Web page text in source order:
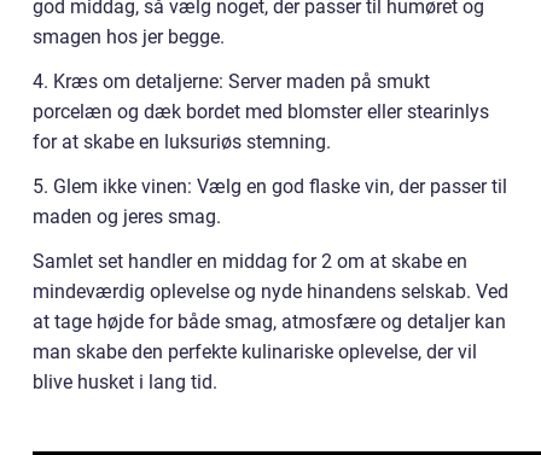
god middag, så vælg noget, der passer til humøret og
smagen hos jer begge.
4. Kræs om detaljerne: Server maden på smukt
porcelæn og dæk bordet med blomster eller stearinlys
for at skabe en luksuriøs stemning.
5. Glem ikke vinen: Vælg en god flaske vin, der passer til
maden og jeres smag.
Samlet set handler en middag for 2 om at skabe en
mindeværdig oplevelse og nyde hinandens selskab. Ved
at tage højde for både smag, atmosfære og detaljer kan
man skabe den perfekte kulinariske oplevelse, der vil
blive husket i lang tid.